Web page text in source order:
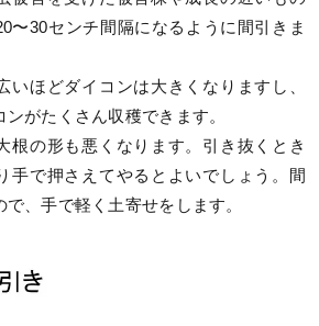
〜30センチ間隔になるように間引きま
いほどダイコンは大きくなりますし、
がたくさん収穫できます。
根の形も悪くなります。引き抜くとき
手で押さえてやるとよいでしょう。間
、手で軽く土寄せをします。